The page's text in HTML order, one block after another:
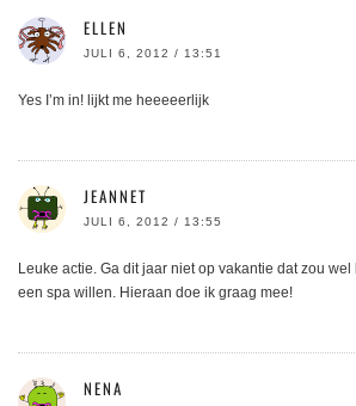
ELLEN
JULI 6, 2012 / 13:51
Yes I’m in! lijkt me heeeeerlijk
JEANNET
JULI 6, 2012 / 13:55
Leuke actie. Ga dit jaar niet op vakantie dat zou
een spa willen. Hieraan doe ik graag mee!
NENA